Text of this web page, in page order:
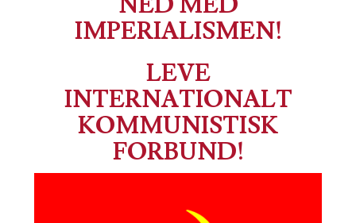
IMPERIALISMEN!
LEVE
INTERNATIONALT
KOMMUNISTISK
FORBUND!